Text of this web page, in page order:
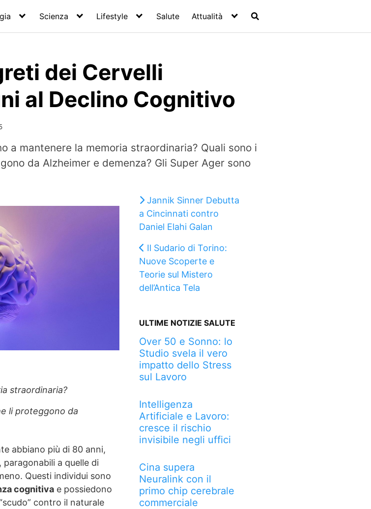
Scienza Lifestyle Salute Attualità
dei Cervelli
al Declino Cognitivo
a mantenere la memoria straordinaria? Quali sono i
da Alzheimer e demenza? Gli Super Ager sono
straordinaria?
li proteggono da
abbiano più di 80 anni,
a quelle di
Questi individui sono
cognitiva e possiedono
contro il naturale
Jannik Sinner Debutta
a Cincinnati contro
Daniel Elahi Galan
Il Sudario di Torino:
Nuove Scoperte e
Teorie sul Mistero
dell’Antica Tela
ULTIME NOTIZIE SALUTE
Over 50 e Sonno: lo
Studio svela il vero
impatto dello Stress
sul Lavoro
Intelligenza
Artificiale e Lavoro:
cresce il rischio
invisibile negli uffici
Cina supera
Neuralink con il
primo chip cerebrale
commerciale